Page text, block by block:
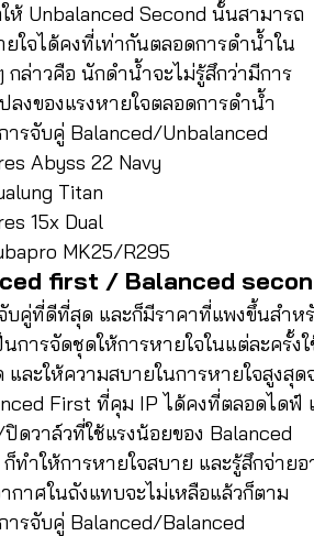
ห้ Unbalanced Second นั้นสามารถ
ยใจได้คงที่เท่ากันตลอดการดำน้ำใน
ล่าวคือ นักดำน้ำจะไม่รู้สึกว่ามีการ
ลงของแรงหายใจตลอดการดำน้ำ
ารจับคู่ Balanced/Unbalanced
Abyss 22 Navy
Titan
15x Dual
MK25/R295
first / Balanced
บคู่ที่ดีที่สุด และก็มีราคาที่แพงขึ้นสำห
การจัดชุดให้การหายใจในแต่ละครั้งใ
ละให้ความสบายในการหายใจสูงสุด
First ที่คุม IP ได้คงที่ตลอดไดฟ์
ดวาล์วที่ใช้แรงน้อยของ Balanced
ทำให้การหายใจสบาย และรู้สึกจ่าย
กาศในถังแทบจะไม่เหลือแล้วก็ตาม
ารจับคู่ Balanced/Balanced